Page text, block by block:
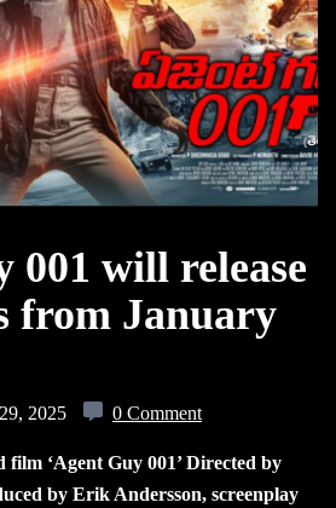
001 will release
from January
2025 0 Comment
‘Agent Guy 001’ Directed by
by Erik Andersson, screenplay